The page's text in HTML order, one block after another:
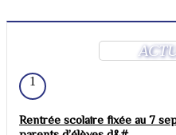
1
Rentrée scolaire fixée au 7